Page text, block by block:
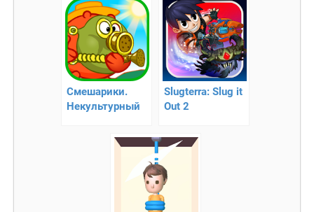
Смешарики.
Некультурный
Slugterra: Slug it
Out 2